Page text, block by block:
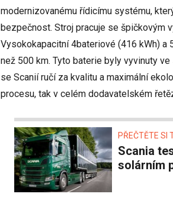
modernizovanému řídicímu systému,
bezpečnost. Stroj pracuje se špičkovým
Vysokokapacitní 4bateriové (416 kWh)
než 500 km. Tyto baterie byly vyvinuty
se Scanií ručí za kvalitu a maximální
procesu, tak v celém dodavatelském
PŘEČTĚTE SI
Scania testuje hybridní tahač. Vyznačuje se
solárním